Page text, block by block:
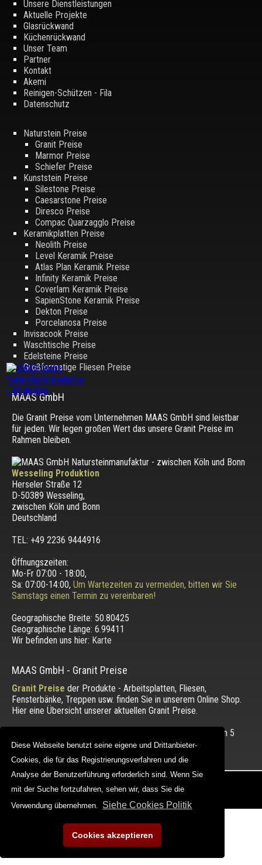
Diese Webseite benutzt seine eigene und Drittanbieter-
Cookies, die für das Registrierungsverfahren und die
Analyse der Benutzerführung erforderlich sind. Wenn Sie
mit der Suche fortzufahren, sehen wir, dass Sie die
Verwendung übernehmen. Siehe Cookies Politik
Cookies akzeptieren
Diese Webseite benutzt seine eigene und Drittanbieter-
Cookies, die für das Registrierungsverfahren und die
Analyse der Benutzerführung erforderlich sind. Wenn Sie
mit der Suche fortzufahren, sehen wir, dass Sie die
Verwendung übernehmen. Siehe Cookies Politik
Cookies akzeptieren
Unsere Dienstleistungen
Aktuelle Projekte
Glasrückwand
Küchenrückwand
Unser Team
Partner
Kontakt
Akemi
Reinigen-Schützen - Fila
Datenschutz
Naturstein Preise
Granit Preise
Marmor Preise
Schiefer Preise
Kunststein Preise
Silestone Preise
Caesarstone Preise
Diresco Preise
Compac Quarzagglo Preise
Keramikplatten Preise
Neolith Preise
Level Keramik Preise
Atlas Plan Keramik Preise
Infinity Keramik Preise
Coverlam Keramik Preise
SapienStone Keramik Preise
Dekton Preise
Porcelanosa Preise
Invisacook Preise
Waschtische Preise
Edelsteine Preise
Großformatige Fliesen Preise
MAAS GmbH
Die Granit Preise vom Unternehmen MAAS GmbH sind leistbar
für jeden. Wir legen großen Wert das unsere Granit Preise im
Rahmen bleiben.
Wesseling Produktion
Herseler Straße 12
D-50389 Wesseling,
zwischen Köln und Bonn
Deutschland
TEL: +49 2236 9444916
Öffnungszeiten:
Mo-Fr 07:00 - 18:00,
Sa: 07:00-14:00, Um Wartezeiten zu vermeiden, bitten wir Sie
Samstags einen Termin zu vereinbaren!
Geographische Breite: 50.80425
Geographische Länge: 6.99411
Wir befinden uns hier: Karte
MAAS GmbH - Granit Preise
Granit Preise der Produkte - Arbeitsplatten, Fliesen,
Fensterbänke, Treppen usw. finden Sie in unserem Online Shop.
Hier eine Übersicht unserer aktuellen Granit Preise.
Die Bewertung unserer Kunden mit einem Durchschnitt von 5
von 5 Punkten.
Copyright © 2012 - 2026 |
Web Design |MAAG-Projekt